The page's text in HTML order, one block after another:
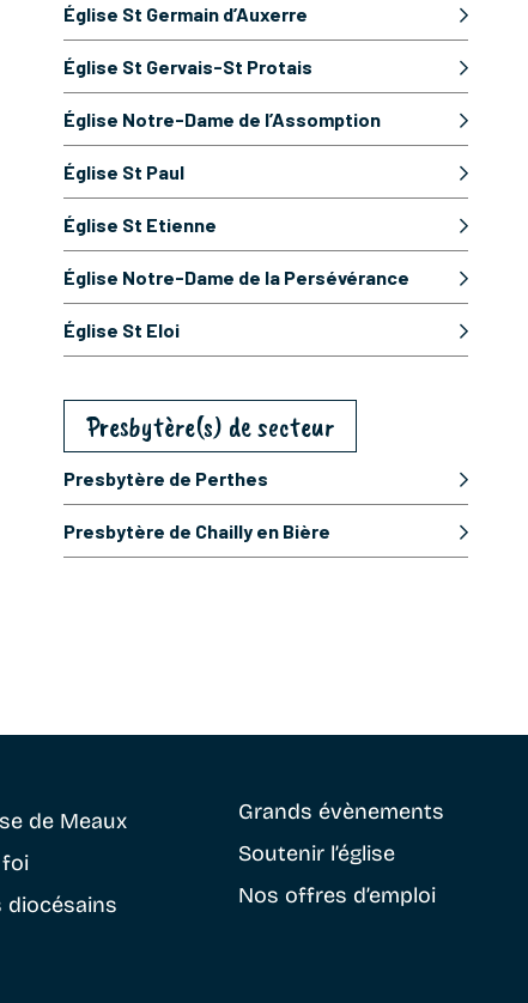
Église St Germain d’Auxerre
Église St Gervais-St Protais
Église Notre-Dame de l’Assomption
Église St Paul
Église St Etienne
Église Notre-Dame de la Persévérance
Église St Eloi
Presbytère(s) de secteur
Presbytère de Perthes
Presbytère de Chailly en Bière
de Meaux
diocésains
Grands évènements
Soutenir l’église
Nos offres d’emploi